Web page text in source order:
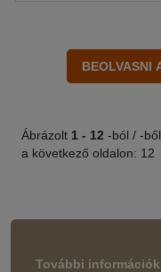
Ábrázolt 1 - 12 -ból / -ből
a következő oldalon: 12
További információk